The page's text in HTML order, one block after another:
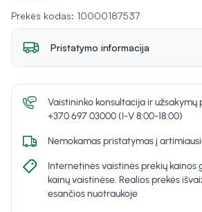
Prekės kodas: 10000187537
Pristatymo informacija
Vaistininko konsultacija ir
+370 697 03000 (I-V 8:00-18:00)
Nemokamas pristatymas į
Internetinės vaistinės prekių kainos
kainų vaistinėse. Realios prekės
esančios nuotraukoje